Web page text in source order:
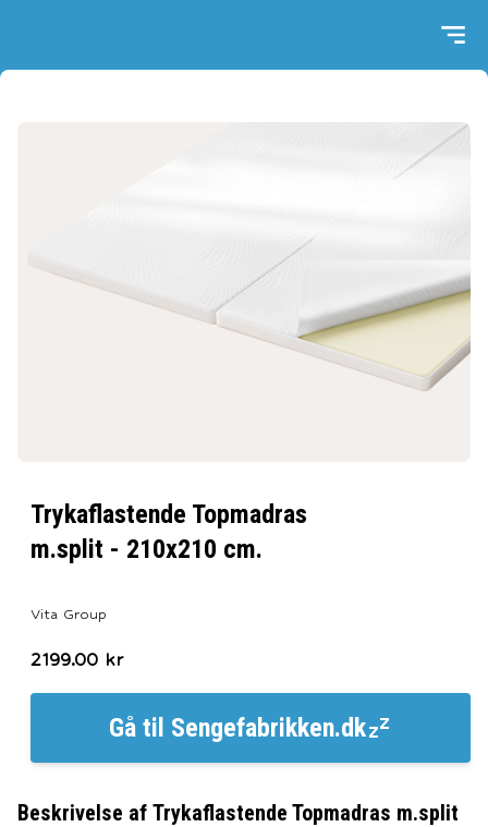
Trykaflastende Topmadras
m.split - 210x210 cm.
Vita Group
2199.00 kr
Gå til Sengefabrikken.dk
Beskrivelse af Trykaflastende Topmadras m.split